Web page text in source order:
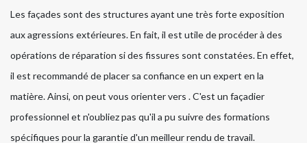
Les façades sont des structures ayant une très forte exposition
aux agressions extérieures. En fait, il est utile de procéder à des
opérations de réparation si des fissures sont constatées. En effet,
il est recommandé de placer sa confiance en un expert en la
matière. Ainsi, on peut vous orienter vers . C'est un façadier
professionnel et n'oubliez pas qu'il a pu suivre des formations
spécifiques pour la garantie d'un meilleur rendu de travail.